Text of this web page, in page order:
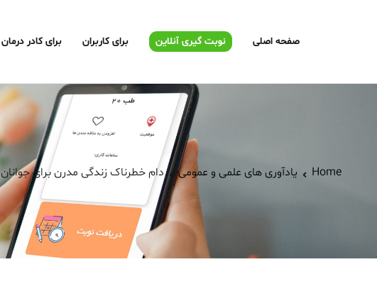
صفحه اصلی نوبت گیری آنلاین برای کاربران برای کادر درمان
Home یادآوری های علمی و عمومی دام خطرناک زندگی مدرن برای جوانان